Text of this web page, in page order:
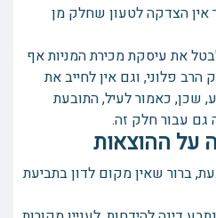
אין הצדקה לטעון שחלק מן
את עיסקת מכירת המניות אף
פלוני, וגם אין לחייב את
שכן, כאמור לעיל, התובעת
גם עבור חלק זה.
ההוצאות
ברור שאין מקום לדון בתביעת